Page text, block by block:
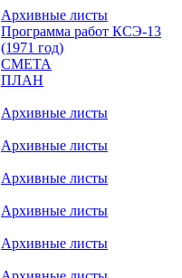
Архивные листы
Программа работ КСЭ-13
(1971 год)
СМЕTA
ПЛАН
Архивные листы
Архивные листы
Архивные листы
Архивные листы
Архивные листы